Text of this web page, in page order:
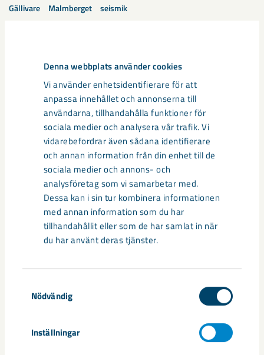
Denna webbplats använder cookies
Vi använder enhetsidentifierare för att
anpassa innehållet och annonserna till
användarna, tillhandahålla funktioner för
sociala medier och analysera vår trafik. Vi
vidarebefordrar även sådana identifierare
och annan information från din enhet till de
sociala medier och annons- och
analysföretag som vi samarbetar med.
Dessa kan i sin tur kombinera informationen
med annan information som du har
tillhandahållit eller som de har samlat in när
du har använt deras tjänster.
Nödvändig
Inställningar
Gällivare Malmberget seismik
Relaterat innehåll
Så kan humanoida robotar öka
säkerheten i framtidens gruva
Utvecklingen av humanoida robotar, människoliknande
robotar med armar och ben, går snabbt. I takt med att